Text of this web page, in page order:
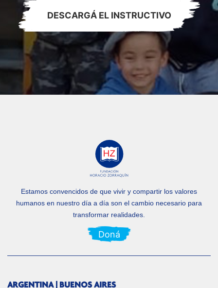
DESCARGÁ EL INSTRUCTIVO
Estamos convencidos de que vivir y compartir los valores
humanos en nuestro día a día son el cambio necesario para
transformar realidades.
Doná
ARGENTINA | BUENOS AIRES